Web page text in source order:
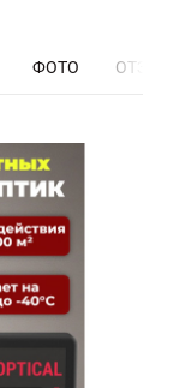
ФОТО